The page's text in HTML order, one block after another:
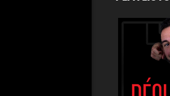
Matchs de légende